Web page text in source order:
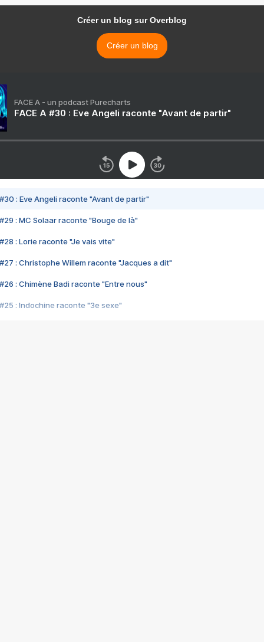
Créer un blog sur Overblog
Créer un blog
FACE A - un podcast Purecharts
FACE A #30 : Eve Angeli raconte "Avant de partir"
#30 : Eve Angeli raconte "Avant de partir"
#29 : MC Solaar raconte "Bouge de là"
#28 : Lorie raconte "Je vais vite"
#27 : Christophe Willem raconte "Jacques a dit"
#26 : Chimène Badi raconte "Entre nous"
#25 : Indochine raconte "3e sexe"